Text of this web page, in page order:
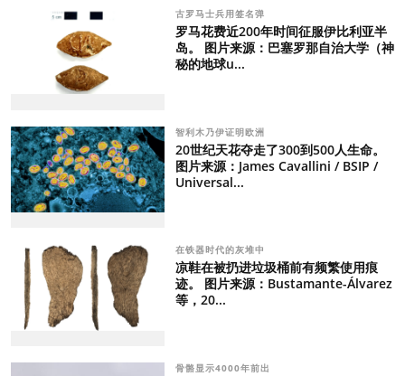
古罗马士兵用签名弹
罗马花费近200年时间征服伊比利亚半
岛。 图片来源：巴塞罗那自治大学（神
秘的地球u...
智利木乃伊证明欧洲
20世纪天花夺走了300到500人生命。
图片来源：James Cavallini / BSIP /
Universal...
在铁器时代的灰堆中
凉鞋在被扔进垃圾桶前有频繁使用痕
迹。 图片来源：Bustamante-Álvarez
等，20...
骨骼显示4000年前出